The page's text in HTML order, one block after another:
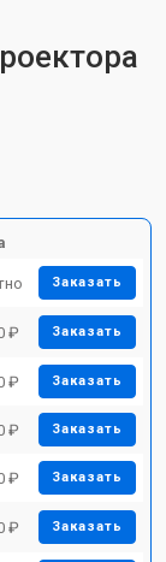
Заказать
₽ Заказать
₽ Заказать
₽ Заказать
₽ Заказать
₽ Заказать